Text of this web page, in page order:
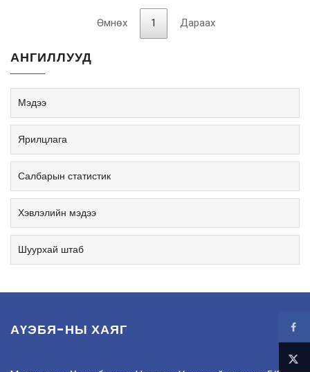
Өмнөх 1 Дараах
АНГИЛЛУУД
Мэдээ
Ярилцлага
Салбарын статистик
Хэвлэлийн мэдээ
Шуурхай штаб
АҮЭБЯ-НЫ ХАЯГ